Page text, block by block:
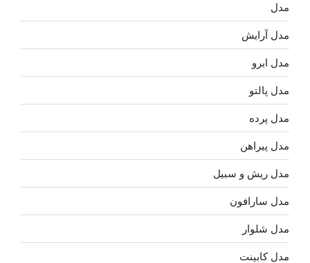
مدل
مدل آرایش
مدل ابرو
مدل پالتو
مدل پرده
مدل پیراهن
مدل ریش و سبیل
مدل سارافون
مدل شلوار
مدل کابینت